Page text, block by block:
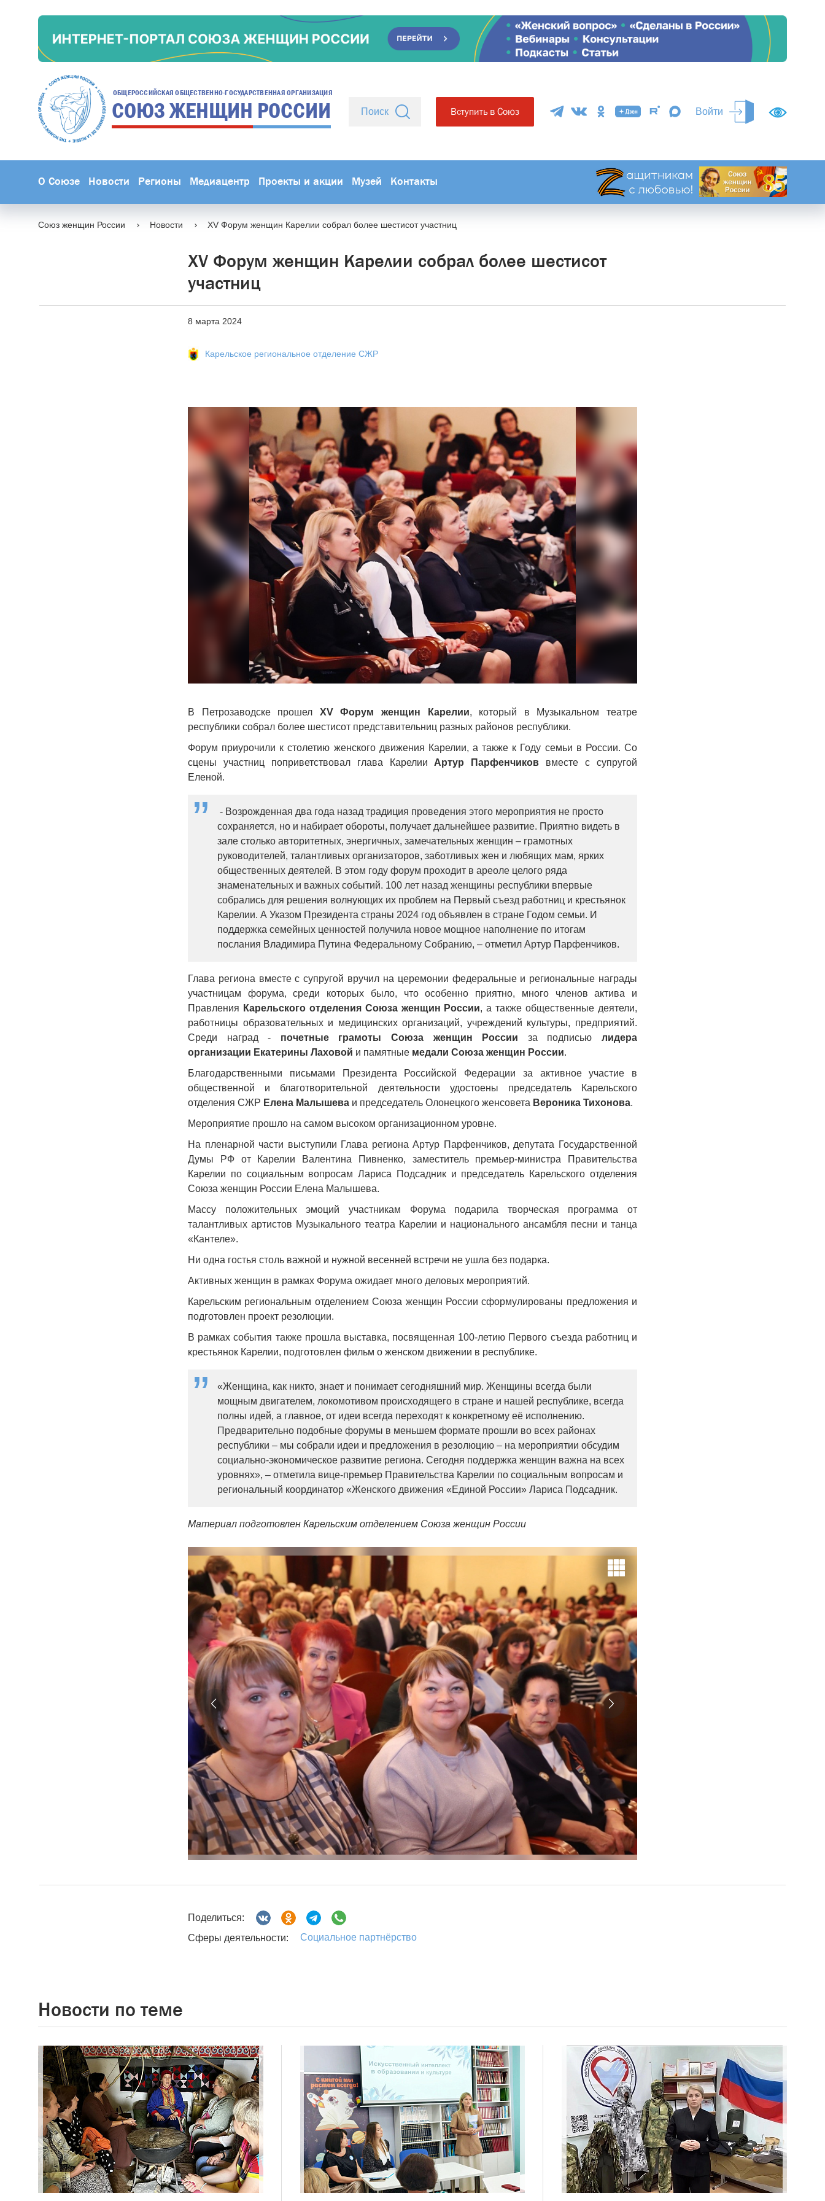
ОБЩЕРОССИЙСКАЯ ОБЩЕСТВЕННО-ГОСУДАРСТВЕННАЯ ОРГАНИЗАЦИЯ
СОЮЗ ЖЕНЩИН РОССИИ Вступить в Союз Войти
О Союзе Новости Регионы Медиацентр Проекты и акции Музей Контакты
Союз женщин России Новости XV Форум женщин Карелии собрал более шестисот участниц
XV Форум женщин Карелии собрал более шестисот
участниц
8 марта 2024
Карельское региональное отделение СЖР
В Петрозаводске прошел XV Форум женщин Карелии, который в Музыкальном театре
республики собрал более шестисот представительниц разных районов республики.
Форум приурочили к столетию женского движения Карелии, а также к Году семьи в России. Со
сцены участниц поприветствовал глава Карелии Артур Парфенчиков вместе с супругой
Еленой.
- Возрожденная два года назад традиция проведения этого мероприятия не просто
сохраняется, но и набирает обороты, получает дальнейшее развитие. Приятно видеть в
зале столько авторитетных, энергичных, замечательных женщин – грамотных
руководителей, талантливых организаторов, заботливых жен и любящих мам, ярких
общественных деятелей. В этом году форум проходит в ареоле целого ряда
знаменательных и важных событий. 100 лет назад женщины республики впервые
собрались для решения волнующих их проблем на Первый съезд работниц и крестьянок
Карелии. А Указом Президента страны 2024 год объявлен в стране Годом семьи. И
поддержка семейных ценностей получила новое мощное наполнение по итогам
послания Владимира Путина Федеральному Собранию, – отметил Артур Парфенчиков.
Глава региона вместе с супругой вручил на церемонии федеральные и региональные награды
участницам форума, среди которых было, что особенно приятно, много членов актива и
Правления Карельского отделения Союза женщин России, а также общественные деятели,
работницы образовательных и медицинских организаций, учреждений культуры, предприятий.
Среди наград - почетные грамоты Союза женщин России за подписью лидера
организации Екатерины Лаховой и памятные медали Союза женщин России.
Благодарственными письмами Президента Российской Федерации за активное участие в
общественной и благотворительной деятельности удостоены председатель Карельского
отделения СЖР Елена Малышева и председатель Олонецкого женсовета Вероника Тихонова.
Мероприятие прошло на самом высоком организационном уровне.
На пленарной части выступили Глава региона Артур Парфенчиков, депутата Государственной
Думы РФ от Карелии Валентина Пивненко, заместитель премьер-министра Правительства
Карелии по социальным вопросам Лариса Подсадник и председатель Карельского отделения
Союза женщин России Елена Малышева.
Массу положительных эмоций участникам Форума подарила творческая программа от
талантливых артистов Музыкального театра Карелии и национального ансамбля песни и танца
«Кантеле».
Ни одна гостья столь важной и нужной весенней встречи не ушла без подарка.
Активных женщин в рамках Форума ожидает много деловых мероприятий.
Карельским региональным отделением Союза женщин России сформулированы предложения и
подготовлен проект резолюции.
В рамках события также прошла выставка, посвященная 100-летию Первого съезда работниц и
крестьянок Карелии, подготовлен фильм о женском движении в республике.
«Женщина, как никто, знает и понимает сегодняшний мир. Женщины всегда были
мощным двигателем, локомотивом происходящего в стране и нашей республике, всегда
полны идей, а главное, от идеи всегда переходят к конкретному её исполнению.
Предварительно подобные форумы в меньшем формате прошли во всех районах
республики – мы собрали идеи и предложения в резолюцию – на мероприятии обсудим
социально-экономическое развитие региона. Сегодня поддержка женщин важна на всех
уровнях», – отметила вице-премьер Правительства Карелии по социальным вопросам и
региональный координатор «Женского движения «Единой России» Лариса Подсадник.
Материал подготовлен Карельским отделением Союза женщин России
Поделиться:
Сферы деятельности:
Социальное партнёрство
Новости по теме